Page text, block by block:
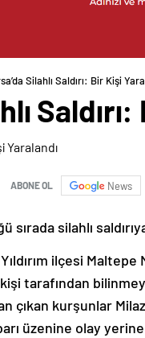
Silahlı Saldırı: Bir Kişi
ABONE OL News
sırada silahlı
ilçesi
tarafından
çıkan kurşunlar
üzenine olay